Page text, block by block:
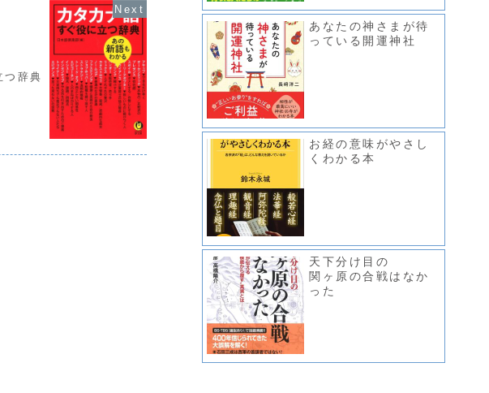
つ辞典
あなたの神さまが待
っている開運神社
お経の意味がやさし
くわかる本
天下分け目の
関ヶ原の合戦はなか
った